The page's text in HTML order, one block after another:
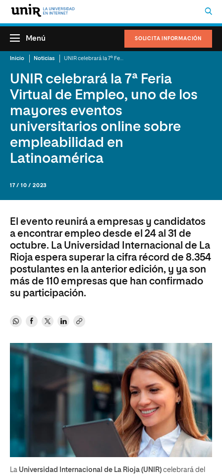
SOLICITA INFORMACIÓN
Menú
Inicio Noticias
UNIR celebrará la 7ª Feria
Virtual de Empleo, uno de los
mayores eventos
universitarios online sobre
empleabilidad en
Latinoamérica
17 / 10 / 2023
El evento reunirá a empresas y candidatos
a encontrar empleo desde el 24 al 31 de
octubre. La Universidad Internacional de La
Rioja espera superar la cifra récord de 8.354
postulantes en la anterior edición, y ya son
más de 110 empresas que han confirmado
su participación.
La Universidad Internacional de La Rioja (UNIR) celebrará del